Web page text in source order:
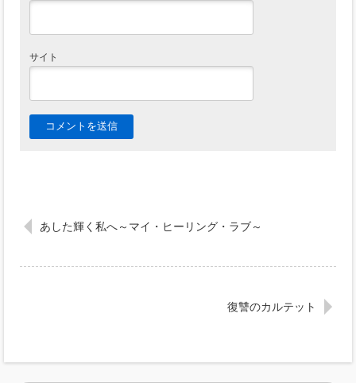
サイト
あした輝く私へ～マイ・ヒーリング・ラブ～
復讐のカルテット